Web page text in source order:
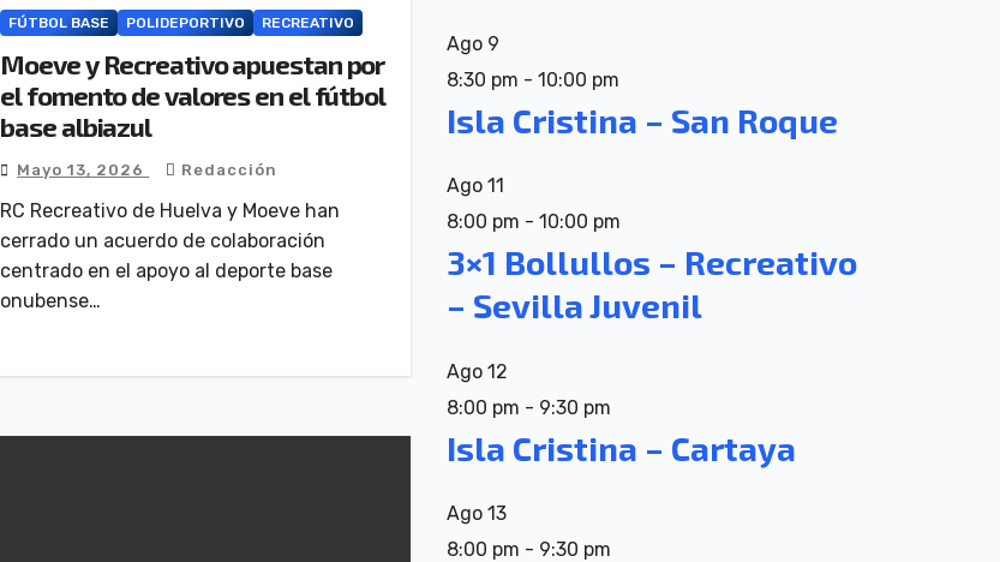
FÚTBOL BASE POLIDEPORTIVO RECREATIVO
Moeve y Recreativo apuestan por
el fomento de valores en el fútbol
base albiazul
Mayo 13, 2026 Redacción
RC Recreativo de Huelva y Moeve han
cerrado un acuerdo de colaboración
centrado en el apoyo al deporte base
onubense…
Ago 9
8:30 pm - 10:00 pm
Isla Cristina – San Roque
Ago 11
8:00 pm - 10:00 pm
3×1 Bollullos – Recreativo
– Sevilla Juvenil
Ago 12
8:00 pm - 9:30 pm
Isla Cristina – Cartaya
Ago 13
8:00 pm - 9:30 pm